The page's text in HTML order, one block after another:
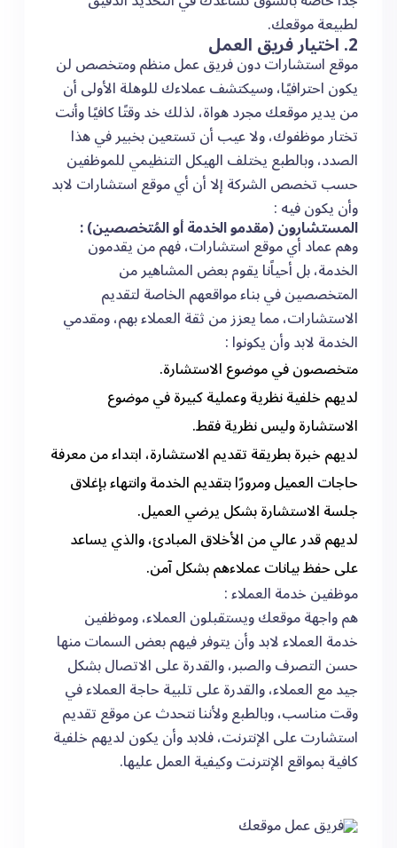
لطبيعة موقعك.
2. اختيار فريق العمل
موقع استشارات دون فريق عمل منظم ومتخصص لن
يكون احترافيًا، وسيكتشف عملاءك للوهلة الأولى أن
من يدير موقعك مجرد هواة، لذلك خد وقتًا كافيًا وأنت
تختار موظفوك، ولا عيب أن تستعين بخبير في هذا
الصدد، وبالطبع يختلف الهيكل التنظيمي للموظفين
حسب تخصص الشركة إلا أن أي موقع استشارات لابد
وأن يكون فيه :
المستشارون (مقدمو الخدمة أو المُتخصصين) :
وهم عماد أي موقع استشارات، فهم من يقدمون
الخدمة، بل أحياًنا يقوم بعض المشاهير من
المتخصصين في بناء مواقعهم الخاصة لتقديم
الاستشارات، مما يعزز من ثقة العملاء بهم، ومقدمي
الخدمة لابد وأن يكونوا :
متخصصون في موضوع الاستشارة.
لديهم خلفية نظرية وعملية كبيرة في موضوع
الاستشارة وليس نظرية فقط.
لديهم خبرة بطريقة تقديم الاستشارة، ابتداء من معرفة
حاجات العميل ومرورًا بتقديم الخدمة وانتهاء بإغلاق
جلسة الاستشارة بشكل يرضي العميل.
لديهم قدر عالي من الأخلاق المبادئ، والذي يساعد
على حفظ بيانات عملاءهم بشكل آمن.
موظفين خدمة العملاء :
هم واجهة موقعك ويستقبلون العملاء، وموظفين
خدمة العملاء لابد وأن يتوفر فيهم بعض السمات منها
حسن التصرف والصبر، والقدرة على الاتصال بشكل
جيد مع العملاء، والقدرة على تلبية حاجة العملاء في
وقت مناسب، وبالطبع ولأننا نتحدث عن موقع تقديم
استشارت على الإنترنت، فلابد وأن يكون لديهم خلفية
كافية بمواقع الإنترنت وكيفية العمل عليها.